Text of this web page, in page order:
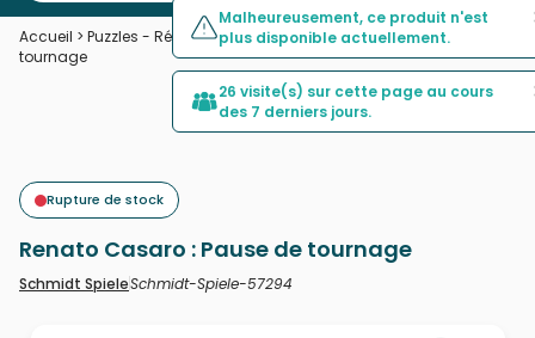
Accueil > Puzzles - Rétros et Nostalgie >Renato Casaro : Pause de
tournage
Rupture de stock
Renato Casaro : Pause de tournage
Schmidt SpieleSchmidt-Spiele-57294
Malheureusement, ce produit n'est
plus disponible actuellement.
26 visite(s) sur cette page au cours
des 7 derniers jours.